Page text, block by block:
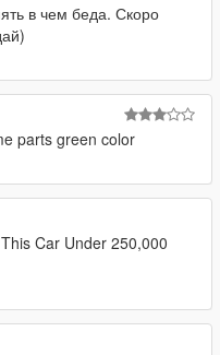
в чем беда. Скоро
parts green color
Car Under 250,000